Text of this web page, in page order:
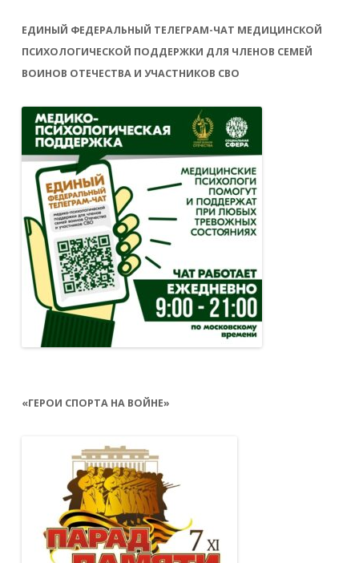
ЕДИНЫЙ ФЕДЕРАЛЬНЫЙ ТЕЛЕГРАМ-ЧАТ МЕДИЦИНСКОЙ
ПСИХОЛОГИЧЕСКОЙ ПОДДЕРЖКИ ДЛЯ ЧЛЕНОВ СЕМЕЙ
ВОИНОВ ОТЕЧЕСТВА И УЧАСТНИКОВ СВО
«ГЕРОИ СПОРТА НА ВОЙНЕ»